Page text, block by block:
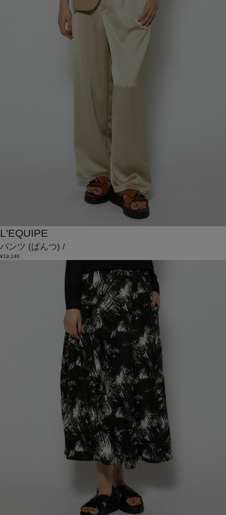
L'EQUIPE
パンツ (ぱんつ) /
¥19,140